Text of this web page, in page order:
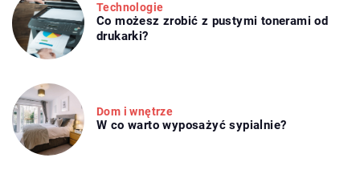
Technologie
Co możesz zrobić z pustymi tonerami od
drukarki?
Dom i wnętrze
W co warto wyposażyć sypialnie?